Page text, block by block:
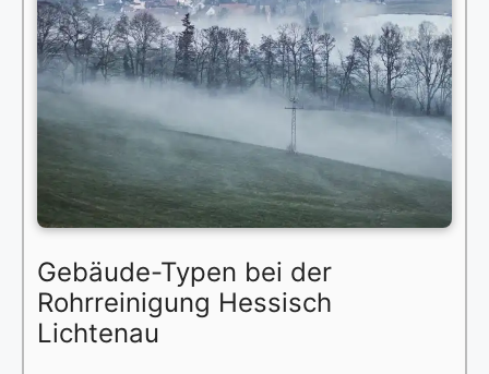
Gebäude-Typen bei der
Rohrreinigung Hessisch
Lichtenau